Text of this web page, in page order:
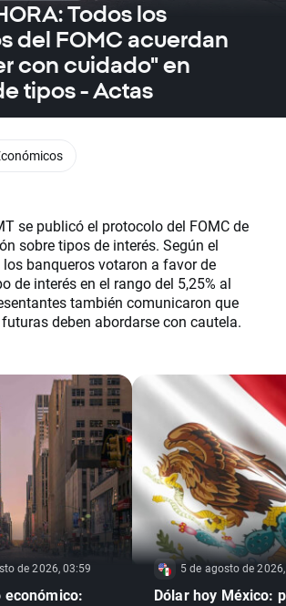
Todos los
del FOMC acuerdan
con cuidado" en
tipos - Actas
se publicó el protocolo del FOMC de
sobre tipos de interés. Según el
banqueros votaron a favor de
de interés en el rango del 5,25% al
también comunicaron que
deben abordarse con cautela.
de 2026, 03:59
económico:
5 de agosto de
Dólar hoy México: